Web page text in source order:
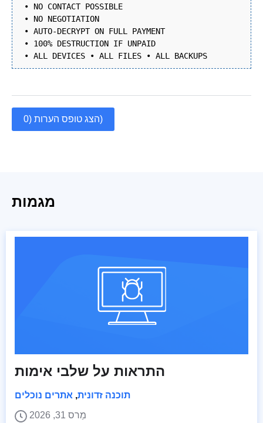
• NO CONTACT POSSIBLE
• NO NEGOTIATION
• AUTO-DECRYPT ON FULL PAYMENT
• 100% DESTRUCTION IF UNPAID
• ALL DEVICES • ALL FILES • ALL BACKUPS
הצג טופס הערות (0)
מגמות
התראות על שלבי אימות
תוכנה זדונית, אתרים נוכלים
מַרס 31, 2026